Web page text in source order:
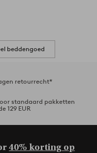
beddengoed
retourrecht*
standaard pakketten
129 EUR
40% korting op